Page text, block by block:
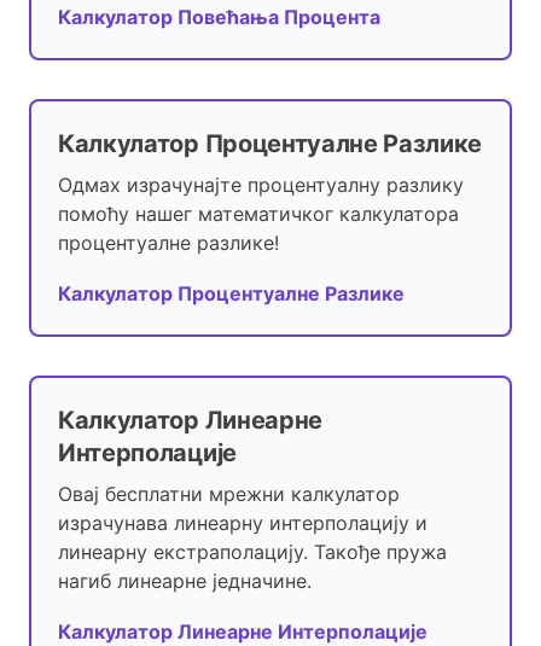
Калкулатор Повећања Процента
Калкулатор Процентуалне Разлике
Одмах израчунајте процентуалну разлику
помоћу нашег математичког калкулатора
процентуалне разлике!
Калкулатор Процентуалне Разлике
Калкулатор Линеарне
Интерполације
Овај бесплатни мрежни калкулатор
израчунава линеарну интерполацију и
линеарну екстраполацију. Такође пружа
нагиб линеарне једначине.
Калкулатор Линеарне Интерполације